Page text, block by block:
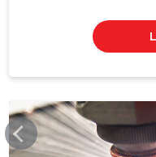
MSKGRUPP.EE